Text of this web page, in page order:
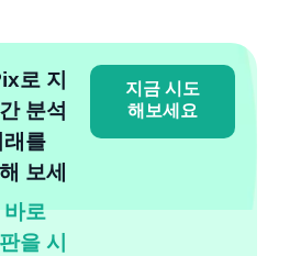
로 지
분석
래를
보세
로
을 시
지금 시도
해보세요